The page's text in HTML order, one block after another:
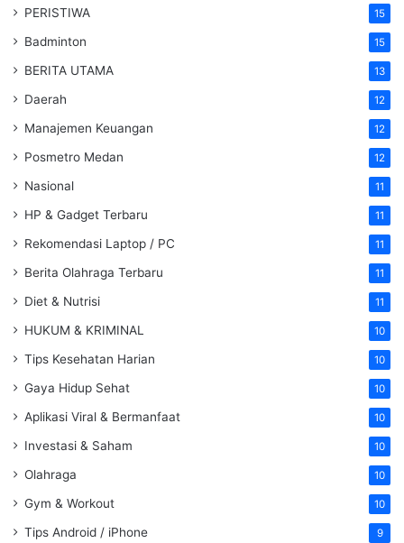
PERISTIWA 15
Badminton 15
BERITA UTAMA 13
Daerah 12
Manajemen Keuangan 12
Posmetro Medan 12
Nasional 11
HP & Gadget Terbaru 11
Rekomendasi Laptop / PC 11
Berita Olahraga Terbaru 11
Diet & Nutrisi 11
HUKUM & KRIMINAL 10
Tips Kesehatan Harian 10
Gaya Hidup Sehat 10
Aplikasi Viral & Bermanfaat 10
Investasi & Saham 10
Olahraga 10
Gym & Workout 10
Tips Android / iPhone 9